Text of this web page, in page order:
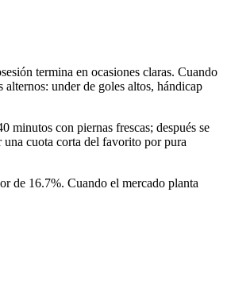
termina en ocasiones claras. Cuando
under de goles altos, hándicap
minutos con piernas frescas; después se
una cuota corta del favorito por pura
de 16.7%. Cuando el mercado planta